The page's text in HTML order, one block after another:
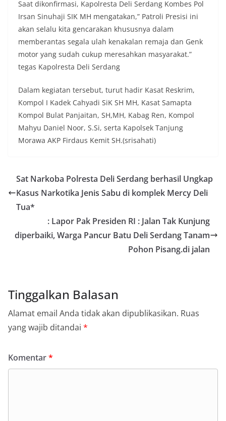
Saat dikonfirmasi, Kapolresta Deli Serdang Kombes Pol
Irsan Sinuhaji SIK MH mengatakan,” Patroli Presisi ini
akan selalu kita gencarakan khususnya dalam
memberantas segala ulah kenakalan remaja dan Genk
motor yang sudah cukup meresahkan masyarakat.”
tegas Kapolresta Deli Serdang
Dalam kegiatan tersebut, turut hadir Kasat Reskrim,
Kompol I Kadek Cahyadi SiK SH MH, Kasat Samapta
Kompol Bulat Panjaitan, SH,MH, Kabag Ren, Kompol
Mahyu Daniel Noor, S.Si, serta Kapolsek Tanjung
Morawa AKP Firdaus Kemit SH.(srisahati)
Sat Narkoba Polresta Deli Serdang berhasil Ungkap
Kasus Narkotika Jenis Sabu di komplek Mercy Deli
Tua*
: Lapor Pak Presiden RI : Jalan Tak Kunjung
diperbaiki, Warga Pancur Batu Deli Serdang Tanam
Pohon Pisang.di jalan
Tinggalkan Balasan
Alamat email Anda tidak akan dipublikasikan. Ruas
yang wajib ditandai *
Komentar*